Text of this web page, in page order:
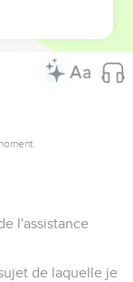
l'assistance
de laquelle je